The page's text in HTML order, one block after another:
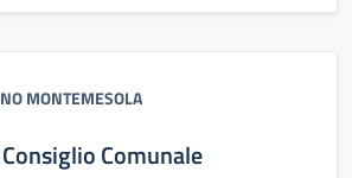
MONTEMESOLA
Comunale